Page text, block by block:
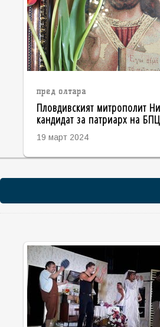
пред олтара
Пловдивският митрополит
кандидат за патриарх на БПЦ
19 март 2024